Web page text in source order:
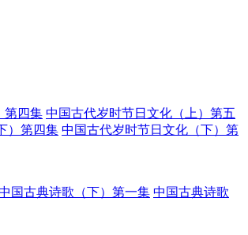
第四集 中国古代岁时节日文化（上）第五
）第四集 中国古代岁时节日文化（下）第
国古典诗歌（下）第一集 中国古典诗歌